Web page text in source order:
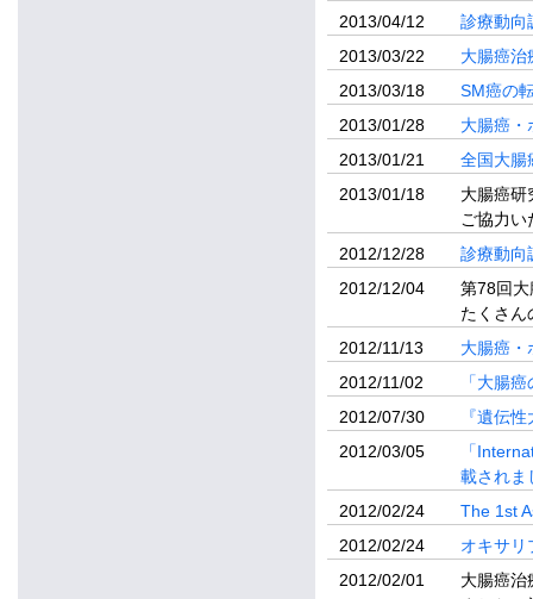
2013/04/12
診療動向
2013/03/22
大腸癌治
2013/03/18
SM癌の
2013/01/28
大腸癌・
2013/01/21
全国大
2013/01/18
大腸癌研
ご協力
2012/12/28
診療動向
2012/12/04
第78回
たくさん
2012/11/13
大腸癌・
2012/11/02
「大腸
2012/07/30
『遺伝
2012/03/05
「
載されま
2012/02/24
The 1st
2012/02/24
オキサリ
2012/02/01
大腸癌治